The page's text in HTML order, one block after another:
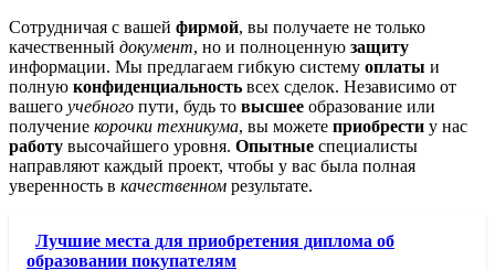
Сотрудничая с вашей фирмой, вы получаете не только
качественный документ, но и полноценную защиту
информации. Мы предлагаем гибкую систему оплаты и
полную конфиденциальность всех сделок. Независимо от
вашего учебного пути, будь то высшее образование или
получение корочки техникума, вы можете приобрести у нас
работу высочайшего уровня. Опытные специалисты
направляют каждый проект, чтобы у вас была полная
уверенность в качественном результате.
Лучшие места для приобретения диплома об
образовании покупателям